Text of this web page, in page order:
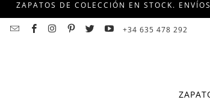
ZAPATOS DE COLECCIÓN EN STOCK.
+34 635 478 292